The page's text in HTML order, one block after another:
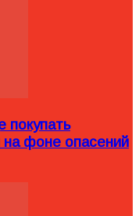
покупать
на фоне опасений